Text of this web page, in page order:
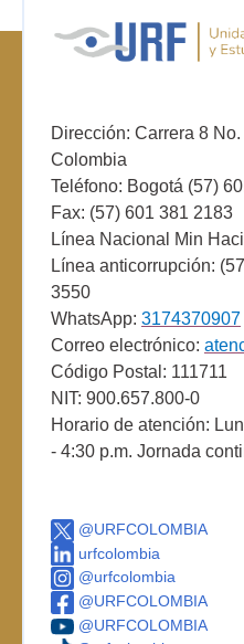
Dirección: Carrera 8
Colombia
Teléfono: Bogotá (57)
Fax: (57) 601 381 2183
Línea Nacional Min
Línea anticorrupción:
3550
WhatsApp: 3174370907
Correo electrónico:
Código Postal: 111711
NIT: 900.657.800-0
Horario de atención:
- 4:30 p.m. Jornada
@URFCOLOMBIA
urfcolombia
@urfcolombia
@URFCOLOMBIA
@URFCOLOMBIA